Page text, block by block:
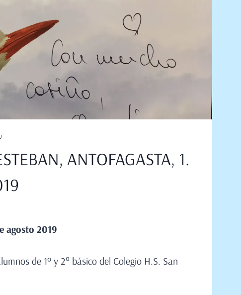
ANTOFAGASTA, 1.
agosto 2019
de 1º y 2° básico del Colegio H.S. San